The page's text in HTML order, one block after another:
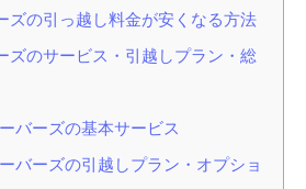
ズの引っ越し料金が安くなる方法
ズのサービス・引越しプラン・総
バーズの基本サービス
バーズの引越しプラン・オプショ